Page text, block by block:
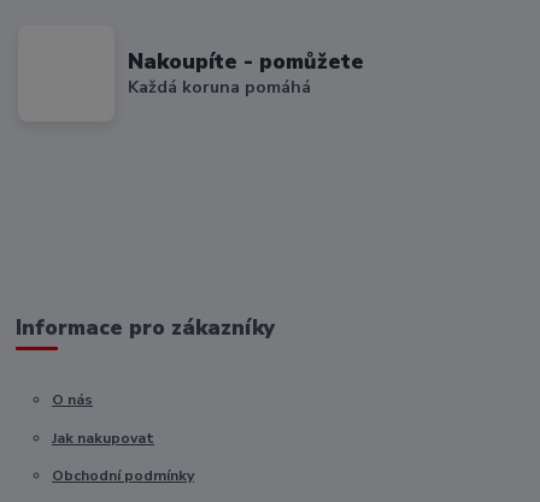
Nakoupíte - pomůžete
Každá koruna pomáhá
Informace pro zákazníky
O nás
Jak nakupovat
Obchodní podmínky